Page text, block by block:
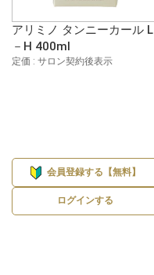
アリミノ タンニーカール L
－H 400ml
定価 : サロン契約後表示
会員登録する【無料】
ログインする